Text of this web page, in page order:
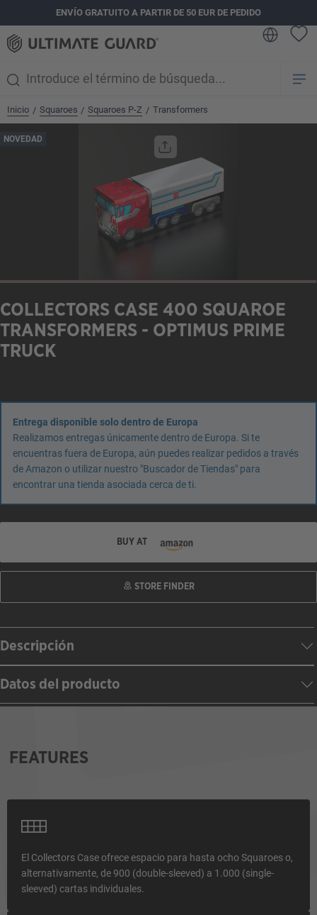
principalENVÍO GRATUITO A PARTIR DE 50 EUR DE PEDIDO
Inicio / Squaroes / Squaroes P-Z / Transformers
NOVEDAD
COLLECTORS CASE 400 SQUAROE
TRANSFORMERS - OPTIMUS PRIME
TRUCK
Entrega disponible solo dentro de Europa
Realizamos entregas únicamente dentro de Europa. Si te
encuentras fuera de Europa, aún puedes realizar pedidos a través
de Amazon o utilizar nuestro "Buscador de Tiendas" para
encontrar una tienda asociada cerca de ti.
BUY AT
STORE FINDER
Descripción
Datos del producto
FEATURES
El Collectors Case ofrece espacio para hasta ocho Squaroes o,
alternativamente, de 900 (double-sleeved) a 1.000 (single-
sleeved) cartas individuales.